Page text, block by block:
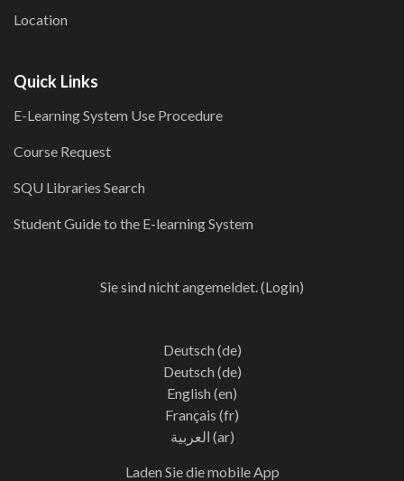
Location
Quick Links
E-Learning System Use Procedure
Course Request
SQU Libraries Search
Student Guide to the E-learning System
Sie sind nicht angemeldet. (Login)
Deutsch ‎(de)‎
Deutsch ‎(de)‎
English ‎(en)‎
Français ‎(fr)‎
العربية ‎(ar)‎
Laden Sie die mobile App